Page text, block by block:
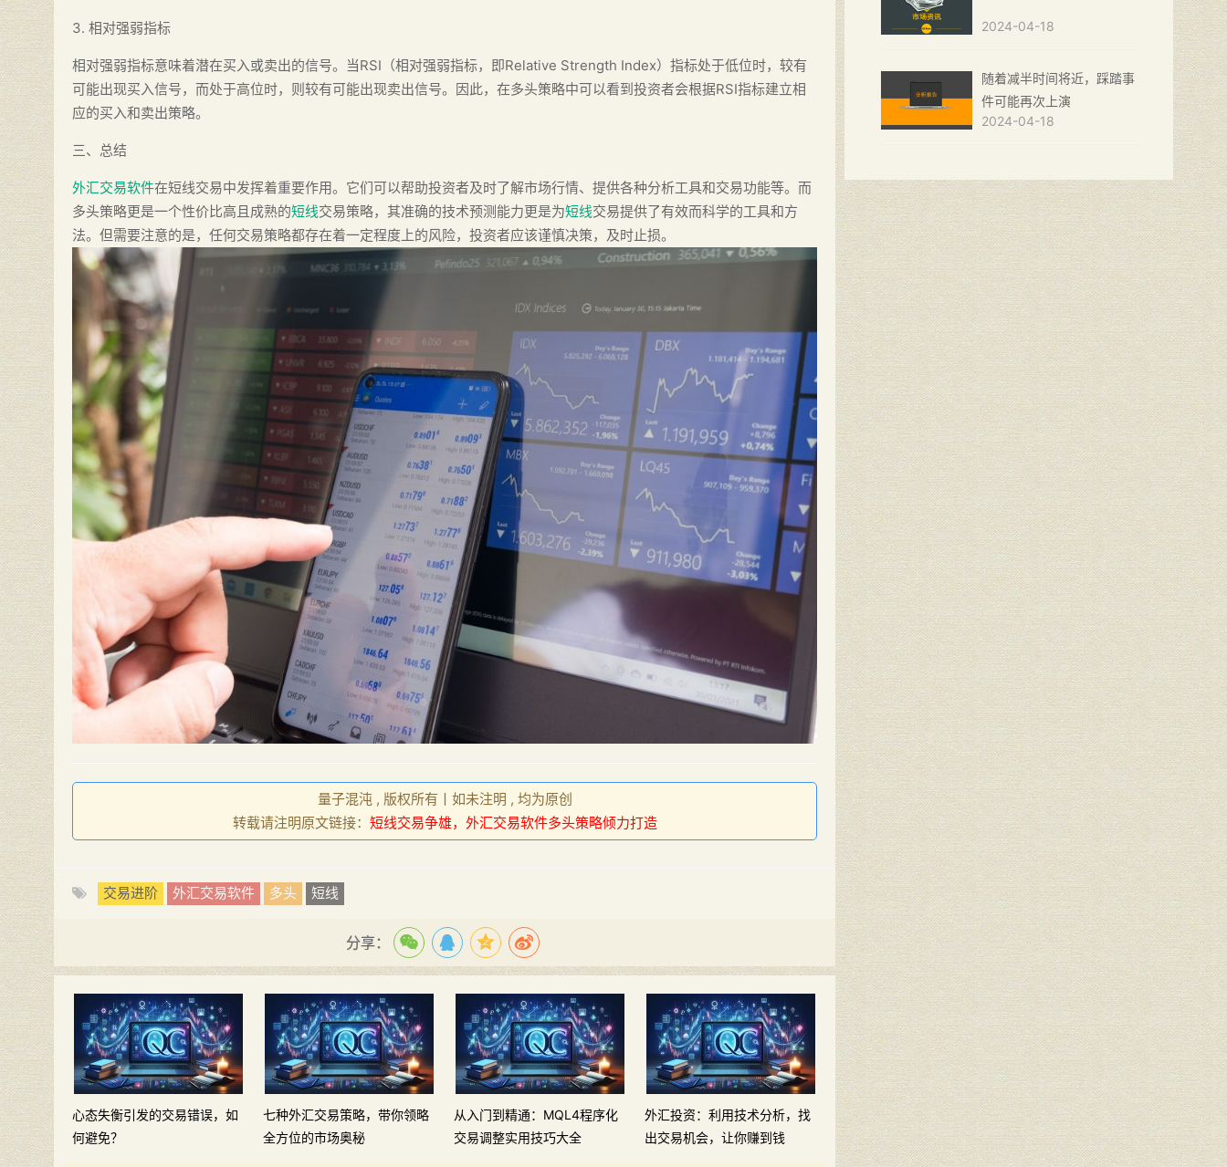
3. 相对强弱指标
相对强弱指标意味着潜在买入或卖出的信号。当RSI（相对强弱指标，即Relative Strength Index）指标处于低位时，较有
可能出现买入信号，而处于高位时，则较有可能出现卖出信号。因此，在多头策略中可以看到投资者会根据RSI指标建立相
应的买入和卖出策略。
三、总结
外汇交易软件在短线交易中发挥着重要作用。它们可以帮助投资者及时了解市场行情、提供各种分析工具和交易功能等。而
多头策略更是一个性价比高且成熟的短线交易策略，其准确的技术预测能力更是为短线交易提供了有效而科学的工具和方
法。但需要注意的是，任何交易策略都存在着一定程度上的风险，投资者应该谨慎决策，及时止损。
量子混沌 , 版权所有丨如未注明 , 均为原创
转载请注明原文链接： 短线交易争雄，外汇交易软件多头策略倾力打造
交易进阶 外汇交易软件 多头 短线
分享：
心态失衡引发的交易错误，如
何避免？
七种外汇交易策略，带你领略
全方位的市场奥秘
从入门到精通：MQL4程序化
交易调整实用技巧大全
外汇投资：利用技术分析，找
出交易机会，让你赚到钱
2024-04-18
随着减半时间将近，踩踏事
件可能再次上演
2024-04-18